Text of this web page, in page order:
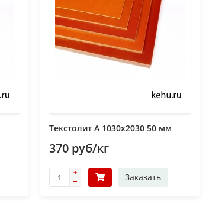
Текстолит А 1030х2030 50 мм
370 руб/кг
Заказать